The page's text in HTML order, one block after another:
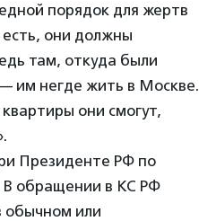
порядок для жертв
они должны
там, откуда были
им негде жить в Москве.
они смогут,
Президенте РФ по
В обращении в КС РФ
обычном или